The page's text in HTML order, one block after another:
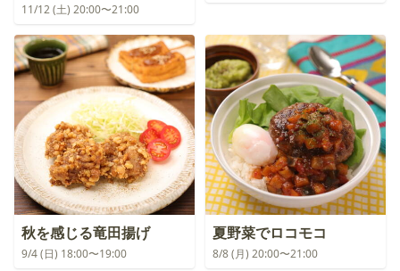
11/12 (土) 20:00〜21:00
秋を感じる竜田揚げ
9/4 (日) 18:00〜19:00
夏野菜でロコモコ
8/8 (月) 20:00〜21:00